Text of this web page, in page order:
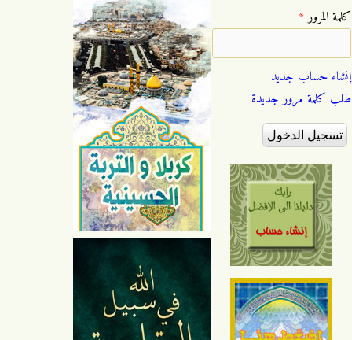
‏كلمة المرور ‏*
إنشاء حساب جديد
طلب كلمة مرور جديدة